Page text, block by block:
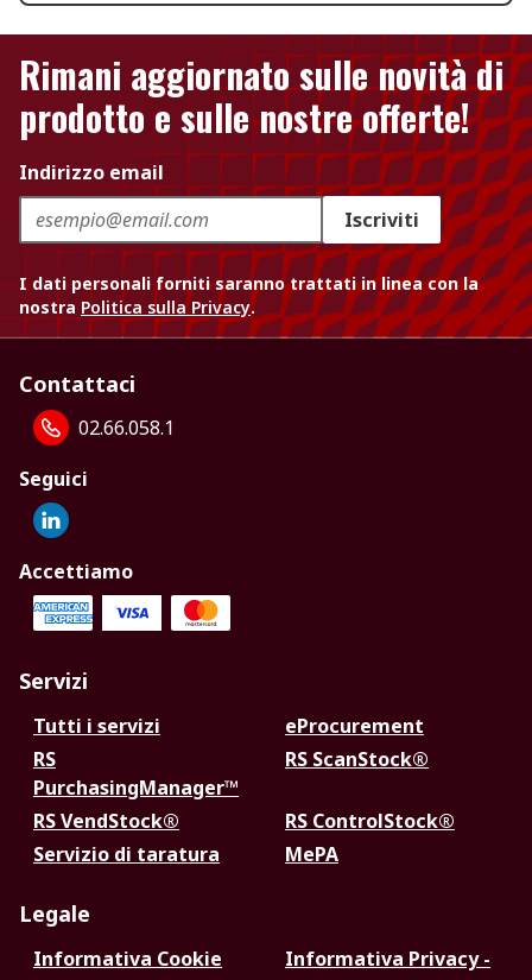
Rimani aggiornato sulle novità di
prodotto e sulle nostre offerte!
Indirizzo email
Iscriviti
I dati personali forniti saranno trattati in linea con la
nostra Politica sulla Privacy.
Contattaci
02.66.058.1
Seguici
Accettiamo
Servizi
Tutti i servizi
eProcurement
RS
PurchasingManager™
RS ScanStock®
RS VendStock®
RS ControlStock®
Servizio di taratura
MePA
Legale
Informativa Cookie
Informativa Privacy -